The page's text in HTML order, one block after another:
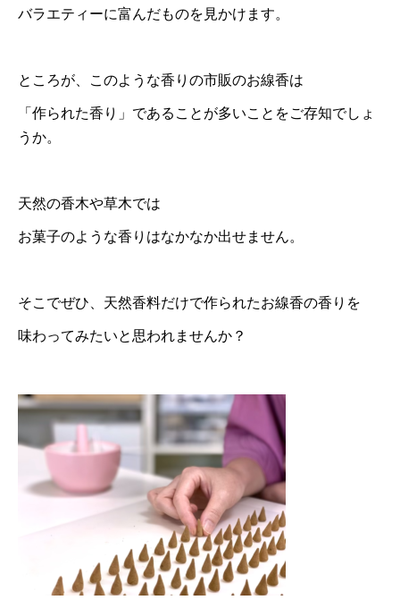
バラエティーに富んだものを見かけます。
ところが、このような香りの市販のお線香は
「作られた香り」であることが多いことをご存知でしょ
うか。
天然の香木や草木では
お菓子のような香りはなかなか出せません。
そこでぜひ、天然香料だけで作られたお線香の香りを
味わってみたいと思われませんか？